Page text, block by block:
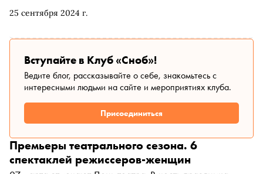
25 сентября 2024 г.
заняться и куда сходить на ближайшей неделе
Вступайте в Клуб «Сноб»!
Ведите блог, рассказывайте о себе, знакомьтесь с
интересными людьми на сайте и мероприятиях клуба.
Присоединиться
Премьеры театрального сезона. 6
спектаклей режиссеров-женщин